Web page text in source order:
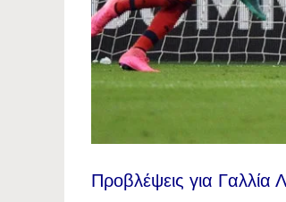
Προβλέψεις για Γαλλία